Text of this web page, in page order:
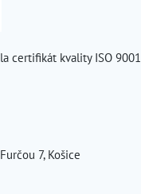
certifikát kvality ISO 9001
7, Košice